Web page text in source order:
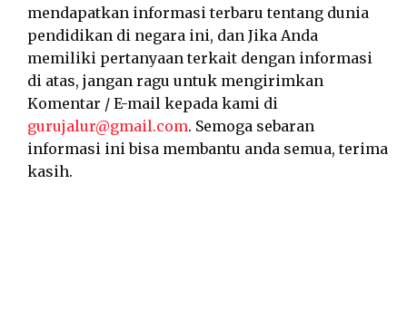
mendapatkan informasi terbaru tentang dunia
pendidikan di negara ini, dan Jika Anda
memiliki pertanyaan terkait dengan informasi
di atas, jangan ragu untuk mengirimkan
Komentar / E-mail kepada kami di
gurujalur@gmail.com. Semoga sebaran
informasi ini bisa membantu anda semua, terima
kasih.